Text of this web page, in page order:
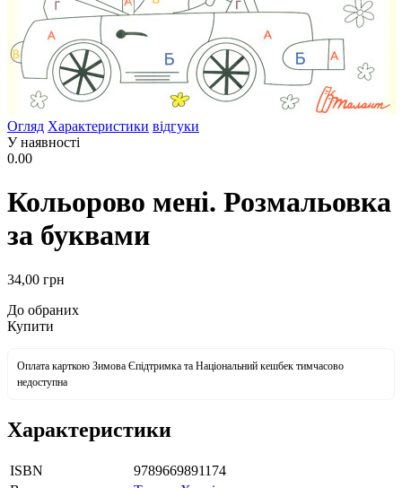
Огляд Характеристики відгуки
У наявності
0.00
Кольорово мені. Розмальовка
за буквами
34,00 грн
До обраних
Купити
Оплата карткою Зимова Єпідтримка та Національний кешбек тимчасово
недоступна
Характеристики
ISBN
9789669891174